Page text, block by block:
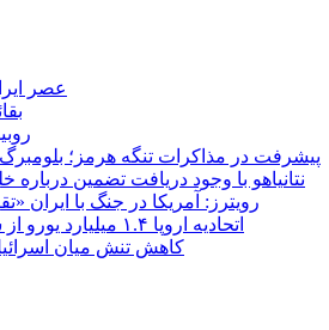
عصر
پیشرفت در مذاکرات تنگه هرمز؛
نتانیاهو با وجود دریافت تضمین
رویترز: آمریکا در جنگ با
اتحادیه اروپا ۱.۴ میلیارد یورو از سود دارایی‌های مسدودشده روسیه را به اوکراین ‏اختصاص داد
کاهش تنش میان اسرائیل و حزب‌الله؛